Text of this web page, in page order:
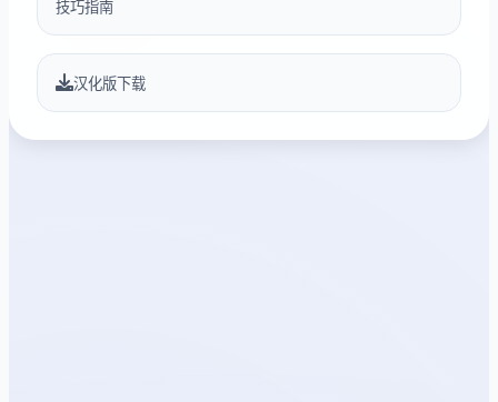
技巧指南
汉化版下载